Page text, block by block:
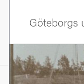
Göteborgs
Bild